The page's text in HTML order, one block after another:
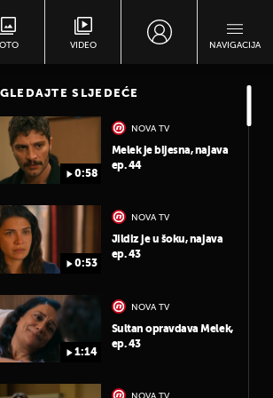
VIDEO NAVIGACIJA
SLJEDEĆE
0:58
NOVA TV
Melek je bijesna, najava
ep. 44
0:53
NOVA TV
Jildiz je u šoku, najava
ep. 43
1:14
NOVA TV
Sultan opravdava Melek,
ep. 43